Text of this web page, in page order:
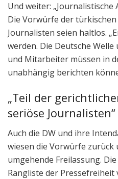
Und weiter:
Die Vorwürfe der
Journalisten seien haltlos.
werden. Die Deutsche
und Mitarbeiter müssen in
unabhängig berichten
„Teil der
seriöse Journalisten“
Auch die DW und ihre
wiesen die Vorwürfe
umgehende Freilassung.
Rangliste der